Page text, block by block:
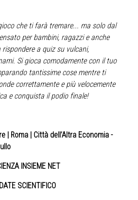
che ti farà tremare... ma solo dal
per bambini, ragazzi e anche
a quiz su vulcani,
Si gioca comodamente con il tuo
tantissime cose mentre ti
correttamente e più velocemente
e conquista il podio finale!
| Roma | Città dell’Altra Economia -
INSIEME NET
SCIENTIFICO